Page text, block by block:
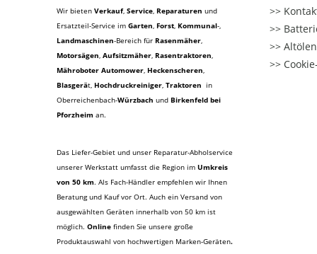
Wir bieten Verkauf, Service, Reparaturen und
Ersatzteil-Service im Garten, Forst, Kommunal-,
Landmaschinen-Bereich für Rasenmäher,
Motorsägen, Aufsitzmäher, Rasentraktoren,
Mähroboter Automower, Heckenscheren,
Blasgerät, Hochdruckreiniger, Traktoren in
Oberreichenbach-Würzbach und Birkenfeld bei
Pforzheim an.
Das Liefer-Gebiet und unser Reparatur-Abholservice
unserer Werkstatt umfasst die Region im Umkreis
von 50 km. Als Fach-Händler empfehlen wir Ihnen
Beratung und Kauf vor Ort. Auch ein Versand von
ausgewählten Geräten innerhalb von 50 km ist
möglich. Online finden Sie unsere große
Produktauswahl von hochwertigen Marken-Geräten.